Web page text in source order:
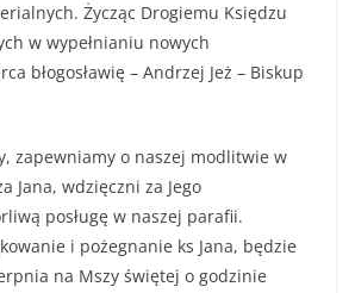
Życząc Drogiemu Księdzu
w wypełnianiu nowych
błogosławię – Andrzej Jeż – Biskup
zapewniamy o naszej modlitwie w
Jana, wdzięczni za Jego
posługę w naszej parafii.
i pożegnanie ks Jana, będzie
na Mszy świętej o godzinie